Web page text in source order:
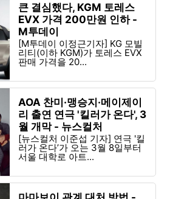
큰 결심했다, KGM 토레스
EVX 가격 200만원 인하 -
M투데이
[M투데이 이정근기자] KG 모빌
리티(이하 KGM)가 토레스 EVX
판매 가격을 20...
AOA 찬미·맹승지·메이제이
리 출연 연극 '킬러가 온다', 3
월 개막 - 뉴스컬처
[뉴스컬처 이준섭 기자] 연극 '킬
러가 온다’가 오는 3월 8일부터
서울 대학로 아트...